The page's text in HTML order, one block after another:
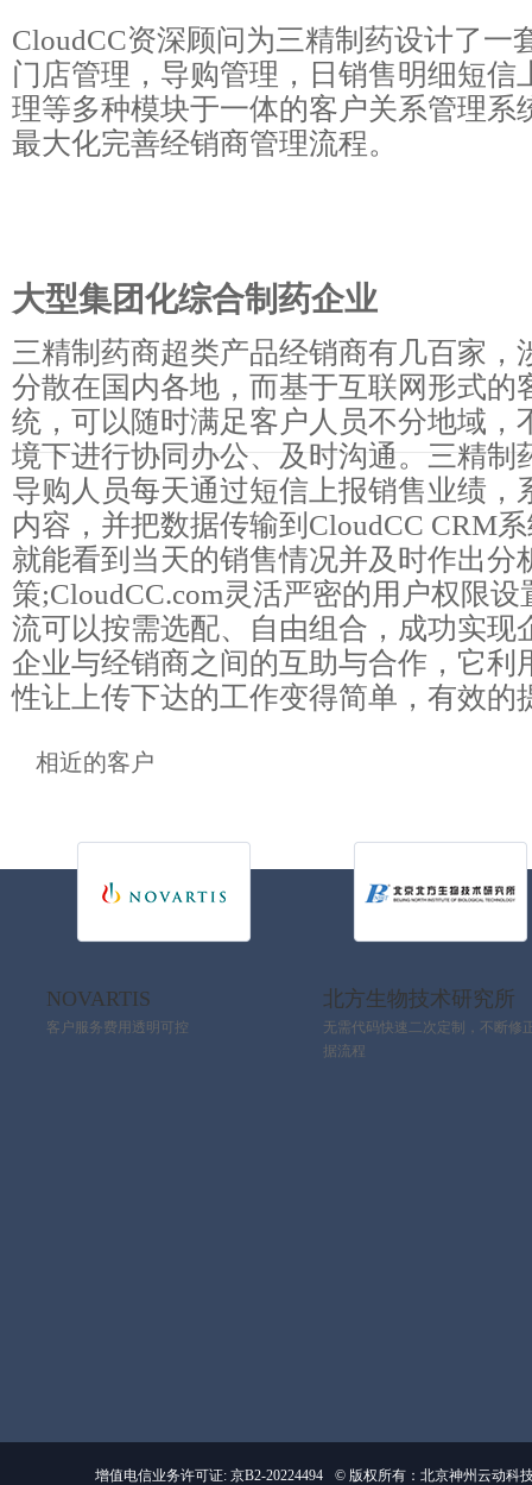
CloudCC资深顾问为三精制药设计了一
门店管理，导购管理，日销售明细短信
理等多种模块于一体的客户关系管理系
最大化完善经销商管理流程。
大型集团化综合制药企业
三精制药商超类产品经销商有几百家，
分散在国内各地，而基于互联网形式的
统，可以随时满足客户人员不分地域，
境下进行协同办公、及时沟通。三精制
导购人员每天通过短信上报销售业绩，
内容，并把数据传输到CloudCC CRM
就能看到当天的销售情况并及时作出分
策;CloudCC.com灵活严密的用户权限
流可以按需选配、自由组合，成功实现
企业与经销商之间的互助与合作，它利
性让上传下达的工作变得简单，有效的
相近的客户
NOVARTIS
客户服务费用透明可控
北方生物技术研究所
无需代码快速二次定制，不断修
据流程
增值电信业务许可证: 京B2-20224494
© 版权所有：北京神州云动科